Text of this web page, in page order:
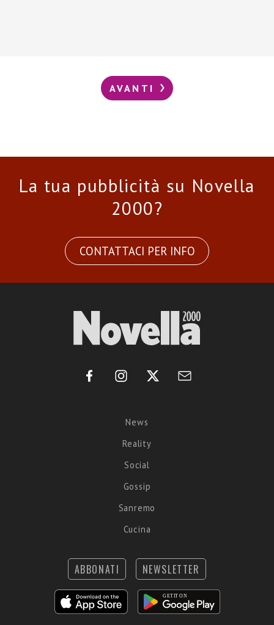
AVANTI
La tua pubblicità su Novella
2000?
CONTATTACI PER INFO
News
Reality
Social
Gossip
Sanremo
Cucina
ABBONATI NEWSLETTER